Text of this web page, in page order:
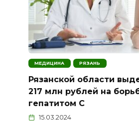
МЕДИЦИНА РЯЗАНЬ
Рязанской области
217 млн рублей на
гепатитом С
15.03.2024